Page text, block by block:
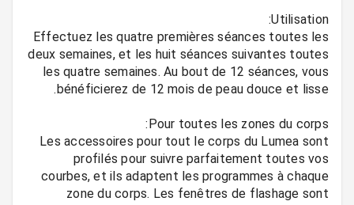
Effectuez les quatre premières séances toutes les
deux semaines, et les huit séances suivantes toutes
les quatre semaines. Au bout de 12 séances, vous
Pour toutes les zones du corps:
Les accessoires pour tout le corps du Lumea sont
profilés pour suivre parfaitement toutes vos
courbes, et ils adaptent les programmes à chaque
zone du corps. Les fenêtres de flashage sont